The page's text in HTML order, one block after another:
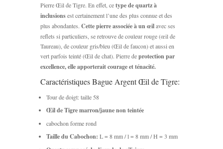
Pierre Œil de Tigre. En effet, cetype de quartz à
inclusionsest certainement l’une des plus connue et des
plus abondantes. Cette pierre associée à un œilavec ses
reflets si particuliers, se retrouve de couleur rouge (œil de
Taureau), de couleur gris/bleu (Œil de faucon) et aussi en
vert parfois teinté (Œil de chat). Pierre deprotection par
excellence, elle apporterait courage et ténacité.
Caractéristiques Bague Argent Œil de Tigre:
Tour de doigt: taille 58
Œil de Tigre marron/jaune non teintée
cabochon forme rond
Taille du Cabochon: L = 8 mm / l = 8 mm / H = 3 mm